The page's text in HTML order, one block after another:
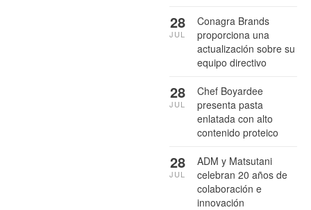
Conagra Brands
proporciona una
actualización sobre su
equipo directivo
28
JUL
Chef Boyardee
presenta pasta
enlatada con alto
contenido proteico
28
JUL
ADM y Matsutani
celebran 20 años de
colaboración e
innovación
28
JUL